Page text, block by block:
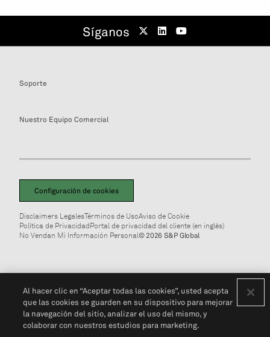
Síganos
Soporte
Nuestro Equipo Comercial
Configuración de cookies
Disclaimers LegalesTérminos de UsoAviso de Cookie
Política de PrivacidadPortal de privacidad del cliente (en inglés)
No Vendan Mi Información Personal© 2026 S&P Global
Al hacer clic en “Aceptar todas las cookies”, usted acepta
que las cookies se guarden en su dispositivo para mejorar
la navegación del sitio, analizar el uso del mismo, y
colaborar con nuestros estudios para marketing.